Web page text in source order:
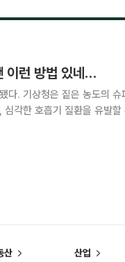
이런 방법 있네…
다. 기상청은 짙은 농도의
각한 호흡기 질환을 유발
산 산업